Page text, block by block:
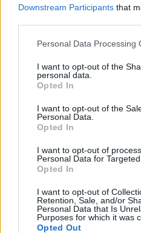
Downstream Participants that
Please note that this website/
not limited to your visit or
grant or deny consent to
use your data for below
consent section.
Personal Data Processing
I want to opt-out of the
personal data.
Opted In
I want to opt-out of the
Personal Data.
Opted In
I want to opt-out of
Personal Data for Targeted
Opted In
I want to opt-out of
Retention, Sale, and/or
Personal Data that Is
Purposes for which it was
Opted Out